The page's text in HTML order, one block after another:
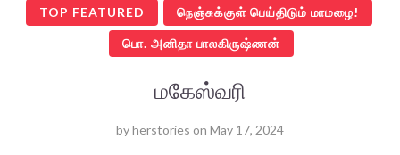
TOP FEATURED நெஞ்சுக்குள் பெய்திடும் மாமழை!
பொ. அனிதா பாலகிருஷ்ணன்
மகேஸ்வரி
byherstories on May 17, 2024